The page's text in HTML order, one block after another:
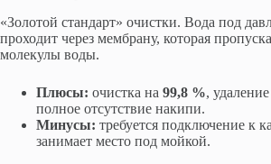
«Золотой стандарт» очистки. Вода под
проходит через мембрану, которая
молекулы воды.
Плюсы: очистка на 99,8 %,
полное отсутствие накипи.
Минусы: требуется подключение к
занимает место под мойкой.